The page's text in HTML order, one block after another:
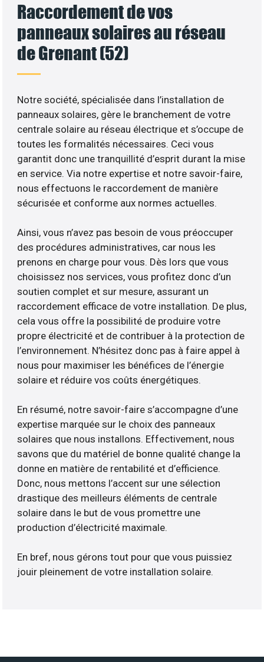
Raccordement de vos
panneaux solaires au réseau
de Grenant (52)
Notre société, spécialisée dans l’installation de
panneaux solaires, gère le branchement de votre
centrale solaire au réseau électrique et s’occupe de
toutes les formalités nécessaires. Ceci vous
garantit donc une tranquillité d’esprit durant la mise
en service. Via notre expertise et notre savoir-faire,
nous effectuons le raccordement de manière
sécurisée et conforme aux normes actuelles.
Ainsi, vous n’avez pas besoin de vous préoccuper
des procédures administratives, car nous les
prenons en charge pour vous. Dès lors que vous
choisissez nos services, vous profitez donc d’un
soutien complet et sur mesure, assurant un
raccordement efficace de votre installation. De plus,
cela vous offre la possibilité de produire votre
propre électricité et de contribuer à la protection de
l’environnement. N’hésitez donc pas à faire appel à
nous pour maximiser les bénéfices de l’énergie
solaire et réduire vos coûts énergétiques.
En résumé, notre savoir-faire s’accompagne d’une
expertise marquée sur le choix des panneaux
solaires que nous installons. Effectivement, nous
savons que du matériel de bonne qualité change la
donne en matière de rentabilité et d’efficience.
Donc, nous mettons l’accent sur une sélection
drastique des meilleurs éléments de centrale
solaire dans le but de vous promettre une
production d’électricité maximale.
En bref, nous gérons tout pour que vous puissiez
jouir pleinement de votre installation solaire.